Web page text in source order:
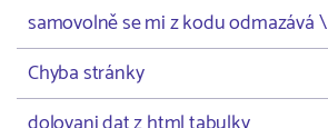
samovolně se mi z kodu odmazává \
Chyba stránky